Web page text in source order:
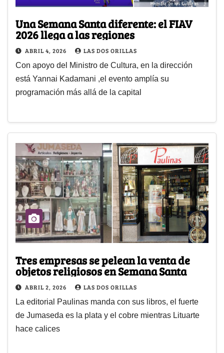
Una Semana Santa diferente: el FIAV
2026 llega a las regiones
ABRIL 4, 2026 LAS DOS ORILLAS
Con apoyo del Ministro de Cultura, en la dirección
está Yannai Kadamani ,el evento amplía su
programación más allá de la capital
Tres empresas se pelean la venta de
objetos religiosos en Semana Santa
ABRIL 2, 2026 LAS DOS ORILLAS
La editorial Paulinas manda con sus libros, el fuerte
de Jumaseda es la plata y el cobre mientras Lituarte
hace calices